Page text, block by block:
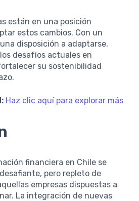
están en una posición
estos cambios. Con un
disposición a adaptarse,
desafíos actuales en
su sostenibilidad
Haz clic aquí para explorar más
financiera en Chile se
pero repleto de
empresas dispuestas a
La integración de nuevas